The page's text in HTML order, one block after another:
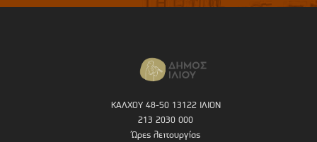
ΚΑΛΧΟΥ 48-50 13122 ΙΛΙΟΝ
213 2030 000
Ώρες λειτουργίας